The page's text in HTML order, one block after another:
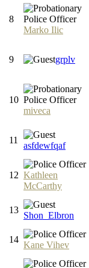
8
Marko Ilic
9 grplv
10
miveca
11
asfdewfqaf
12 Kathleen
McCarthy
13
Shon_Elbron
14
Kane Vihev